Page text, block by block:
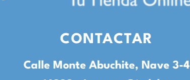
CONTACTAR
Calle Monte Abuchite, Nave 3-4